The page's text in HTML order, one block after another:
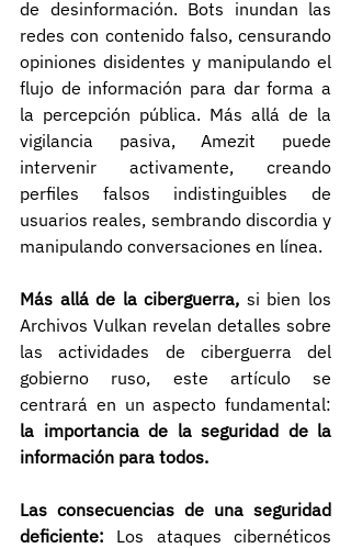
de desinformación. Bots inundan las
redes con contenido falso, censurando
opiniones disidentes y manipulando el
flujo de información para dar forma a
la percepción pública. Más allá de la
vigilancia pasiva, Amezit puede
intervenir activamente, creando
perfiles falsos indistinguibles de
usuarios reales, sembrando discordia y
manipulando conversaciones en línea.
Más allá de la ciberguerra, si bien los
Archivos Vulkan revelan detalles sobre
las actividades de ciberguerra del
gobierno ruso, este artículo se
la importancia de la seguridad de la
información para todos.
Las consecuencias de una seguridad
deficiente: Los ataques cibernéticos